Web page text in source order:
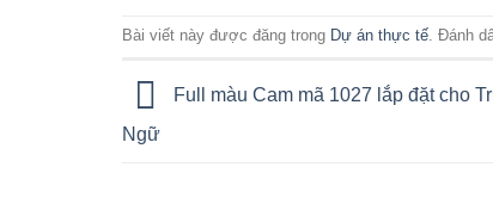
Bài viết này được đăng trong Dự án thực tế . Đánh
Full màu Cam mã 1027 lắp đặt cho
Ngữ